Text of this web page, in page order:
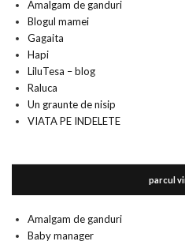
Amalgam de ganduri
Blogul mamei
Gagaita
Hapi
LiluTesa – blog
Raluca
Un graunte de nisip
VIATA PE INDELETE
parcul
Amalgam de ganduri
Baby manager